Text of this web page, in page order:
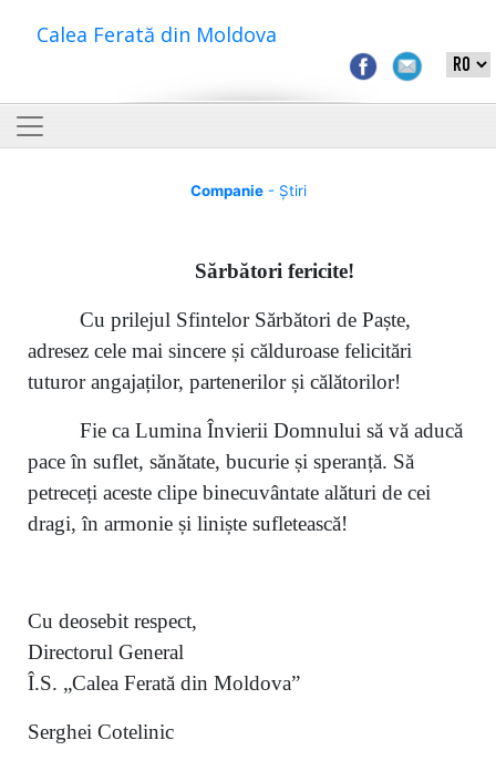
Calea Ferată din Moldova
Companie- Știri
Sărbători fericite!
Cu prilejul Sfintelor Sărbători de Paște,
adresez cele mai sincere și călduroase felicitări
tuturor angajaților, partenerilor și călătorilor!
Fie ca Lumina Învierii Domnului să vă aducă
pace în suflet, sănătate, bucurie și speranță. Să
petreceți aceste clipe binecuvântate alături de cei
dragi, în armonie și liniște sufletească!
Cu deosebit respect,
Directorul General
Î.S. „Calea Ferată din Moldova”
Serghei Cotelinic